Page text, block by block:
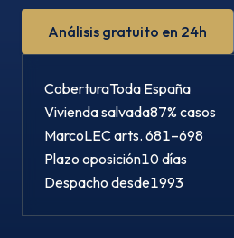
Análisis gratuito en 24h
CoberturaToda España
Vivienda salvada87% casos
MarcoLEC arts. 681–698
Plazo oposición10 días
Despacho desde1993